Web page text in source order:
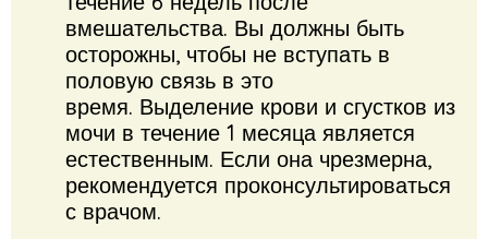
вмешательства. Вы должны быть
осторожны, чтобы не вступать в
половую связь в это
время. Выделение крови и сгустков из
мочи в течение 1 месяца является
естественным. Если она чрезмерна,
рекомендуется проконсультироваться
с врачом.